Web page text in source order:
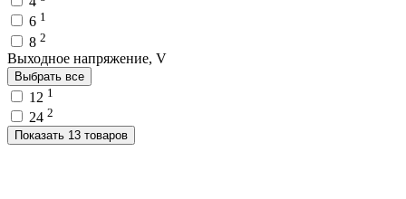
6 1
8 2
Выходное напряжение, V
Выбрать все
12 1
24 2
Показать 13 товаров